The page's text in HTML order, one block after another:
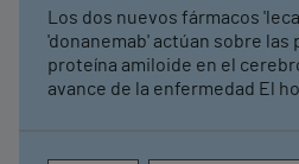
Los dos nuevos fármacos
'donanemab' actúan sobre las
proteína amiloide en el
avance de la enfermedad El hospital cuenta
seguimiento clínico de cada